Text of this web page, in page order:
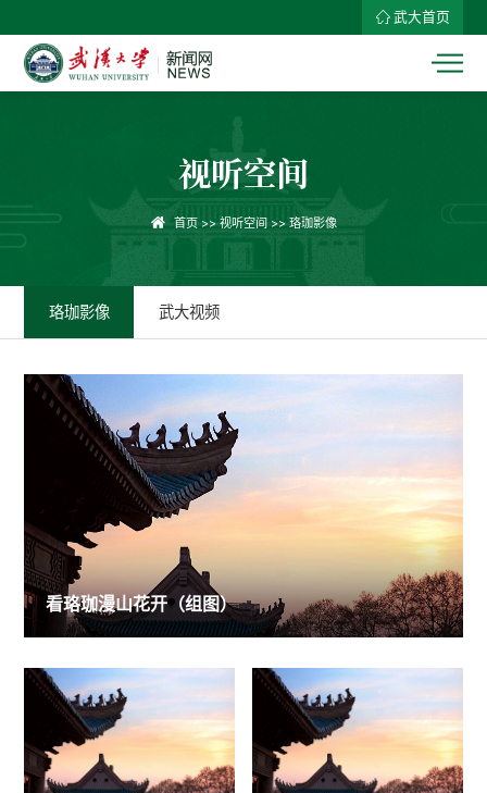
武大首页
视听空间
首页>> 视听空间>> 珞珈影像
珞珈影像 武大视频
看珞珈漫山花开（组图）